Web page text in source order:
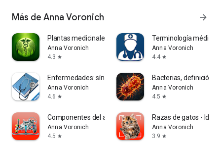
Más de Anna Voronich arrow_forward
Plantas medicinales
Anna Voronich
4.3 star
Terminología médica
Anna Voronich
4.4 star
Enfermedades: síntomas
Anna Voronich
4.6 star
Bacterias, definición y
Anna Voronich
4.5 star
Componentes del automóvil
Anna Voronich
4.5 star
Razas de gatos -
Anna Voronich
3.9 star